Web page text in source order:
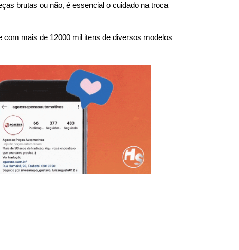
brutas ou não, é essencial o cuidado na troca
mais de 12000 mil itens de diversos modelos